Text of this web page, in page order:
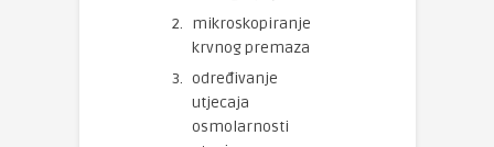
mikroskopiranje
krvnog premaza
određivanje
utjecaja
osmolarnosti